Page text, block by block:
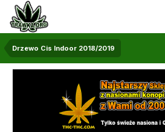
Drzewo Cis Indoor 2018/2019